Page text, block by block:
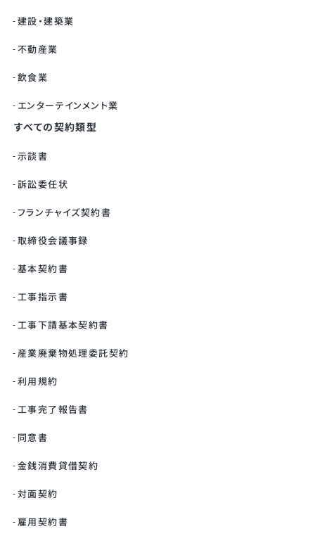
建設・建築業
不動産業
飲食業
エンターテインメント業
すべての契約類型
示談書
訴訟委任状
フランチャイズ契約書
取締役会議事録
基本契約書
工事指示書
工事下請基本契約書
産業廃棄物処理委託契約
利用規約
工事完了報告書
同意書
金銭消費貸借契約
対面契約
雇用契約書